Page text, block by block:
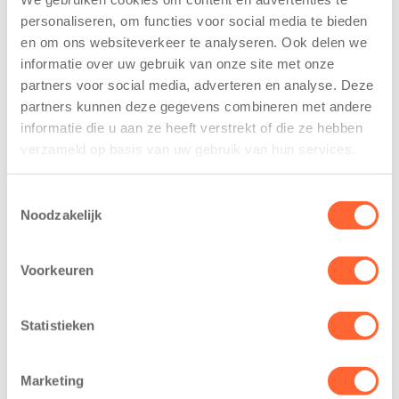
personaliseren, om functies voor social media te bieden
en om ons websiteverkeer te analyseren. Ook delen we
informatie over uw gebruik van onze site met onze
partners voor social media, adverteren en analyse. Deze
partners kunnen deze gegevens combineren met andere
informatie die u aan ze heeft verstrekt of die ze hebben
verzameld op basis van uw gebruik van hun services.
Noodzakelijk
Voorkeuren
Statistieken
Marketing
Er wordt in beschreven waarom we handelen zoals we
dat doen.
Ouderbeleid
Naast het pedagogisch beleidsplan bestaat ook een
beschreven
ouderbeleid
In het veiligheids- en gezondheidsbeleid leggen we de
voornaamste risico’s met grote gevolgen voor de
veiligheid of de gezondheid van de kinderen op een
veiligheid en gezondheid wat jaarlijks wordt
veiligheids- en gezondheidsbeleid beschreven staat.